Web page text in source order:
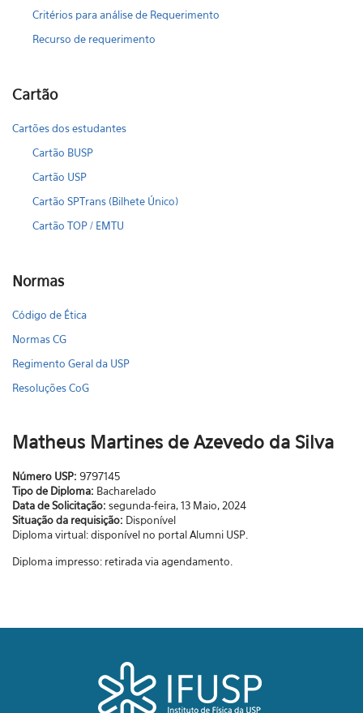
Critérios para análise de Requerimento
Recurso de requerimento
Cartão
Cartões dos estudantes
Cartão BUSP
Cartão USP
Cartão SPTrans (Bilhete Único)
Cartão TOP / EMTU
Normas
Código de Ética
Normas CG
Regimento Geral da USP
Resoluções CoG
Matheus Martines de Azevedo da Silva
Número USP: 9797145
Tipo de Diploma: Bacharelado
Data de Solicitação: segunda-feira, 13 Maio, 2024
Situação da requisição: Disponível
Diploma virtual: disponível no portal Alumni USP.
Diploma impresso: retirada via agendamento.